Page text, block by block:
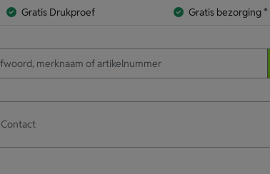
Gratis Drukproef Gratis bezorging *
Contact